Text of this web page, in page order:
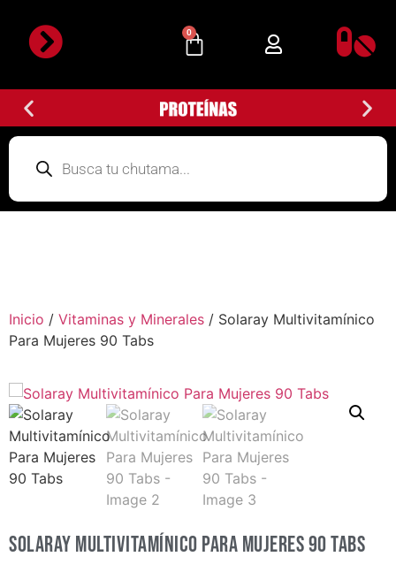
0
Inicio / Vitaminas y Minerales / Solaray Multivitamínico
Para Mujeres 90 Tabs
Solaray Multivitamínico Para Mujeres 90 Tabs